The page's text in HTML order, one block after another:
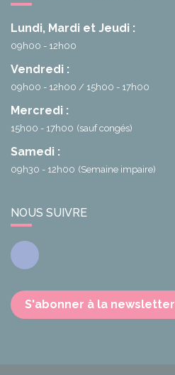
Lundi, Mardi et Jeudi :
09h00 - 12h00
Vendredi :
09h00 - 12h00 15h00 - 17h00
Mercredi :
15h00 - 17h00 (sauf congés)
Samedi :
09h30 - 12h00 (Semaine impaire)
NOUS SUIVRE
Facebook
S'abonner à la newsletter